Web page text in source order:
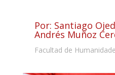
Por: Santiago
Andrés Muñoz
Facultad de